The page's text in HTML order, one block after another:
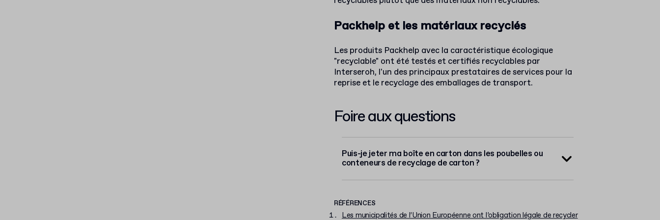
Packhelp et les matériaux recyclés
Les produits Packhelp avec la caractéristique écologique
"recyclable" ont été testés et certifiés recyclables par
Interseroh, l'un des principaux prestataires de services pour la
reprise et le recyclage des emballages de transport.
Foire aux questions
Puis-je jeter ma boîte en carton dans les poubelles ou
conteneurs de recyclage de carton ?
RÉFÉRENCES
Les municipalités de l’Union Européenne ont l’obligation légale de recycler